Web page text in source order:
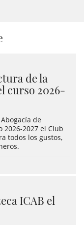
de la
curso 2026-
de
2026-2027 el Club
todos los gustos,
ICAB el